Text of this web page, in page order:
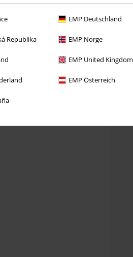
EMP Deutschland
Republika EMP Norge
EMP United Kingdom
EMP Österreich